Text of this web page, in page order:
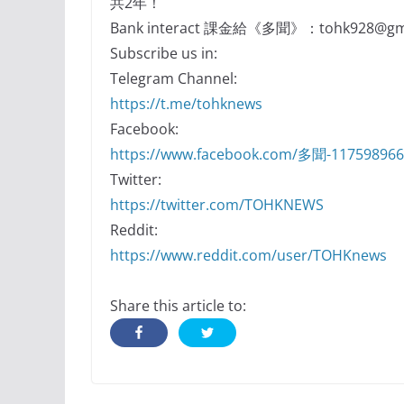
Bank interact 課金給《多聞》：
Subscribe us in:
Telegram Channel:
https://t.me/tohknews
Facebook:
https://www.facebook.com/多聞-
Twitter:
https://twitter.com/TOHKNEWS
Reddit:
https://www.reddit.com/user/TOHKnews
Share this article to: